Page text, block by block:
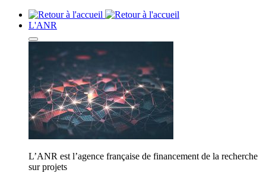
L'ANR
L’ANR est l’agence française de financement de la recherche
sur projets